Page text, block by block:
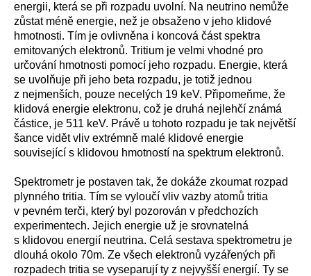
energii, která se při rozpadu uvolní. Na neutrino nemůže
zůstat méně energie, než je obsaženo v jeho klidové
hmotnosti. Tím je ovlivněna i koncová část spektra
emitovaných elektronů. Tritium je velmi vhodné pro
určování hmotnosti pomocí jeho rozpadu. Energie, která
se uvolňuje při jeho beta rozpadu, je totiž jednou
z nejmenších, pouze necelých 19 keV. Připomeňme, že
klidová energie elektronu, což je druhá nejlehčí známá
částice, je 511 keV. Právě u tohoto rozpadu je tak největší
šance vidět vliv extrémně malé klidové energie
související s klidovou hmotností na spektrum elektronů.
Spektrometr je postaven tak, že dokáže zkoumat rozpad
plynného tritia. Tím se vyloučí vliv vazby atomů tritia
v pevném terči, který byl pozorován v předchozích
experimentech. Jejich energie už je srovnatelná
s klidovou energií neutrina. Celá sestava spektrometru je
dlouhá okolo 70m. Ze všech elektronů vyzářených při
rozpadech tritia se vyseparují ty z nejvyšší energií. Ty se